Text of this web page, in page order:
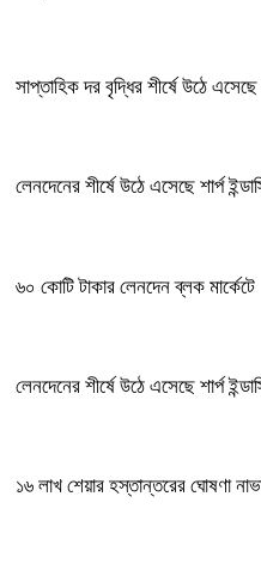
সাপ্তাহিক দর বৃদ্ধির শীর্ষে উঠে
লেনদেনের শীর্ষে উঠে এসেছে শার্প
৬০ কোটি টাকার লেনদেন ব্লক মার্কেটে
লেনদেনের শীর্ষে উঠে এসেছে শার্প
১৬ লাখ শেয়ার হস্তান্তরের ঘোষণা